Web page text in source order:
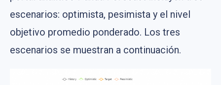
escenarios: optimista, pesimista y el nivel
objetivo promedio ponderado. Los tres
escenarios se muestran a continuación.